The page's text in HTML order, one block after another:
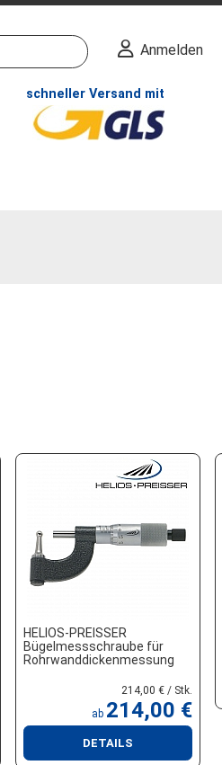
HELIOS-PREISSER
Bügelmessschraube für
Rohrwanddickenmessung
214,00 € / Stk.
ab 214,00 €
DETAILS
Anmelden
schneller Versand mit